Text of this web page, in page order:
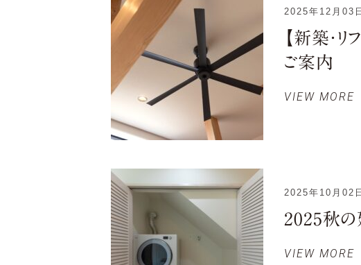
2025年12月03日
【新築・
ご案内
VIEW MORE
2025年10月02日
2025秋の
VIEW MORE